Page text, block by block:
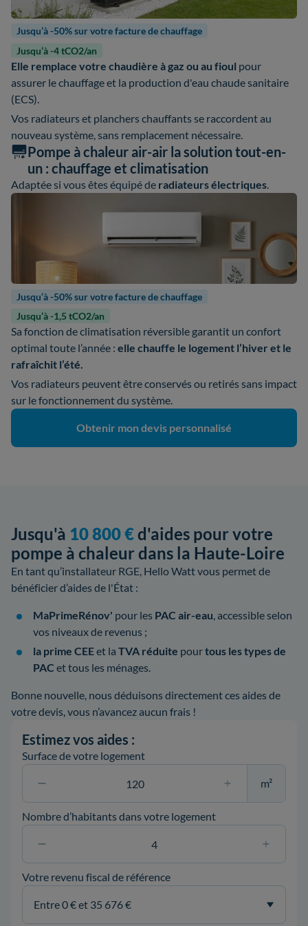
Jusqu’à -50% sur votre facture de chauffage
Jusqu’à -4 tCO2/an
Elle remplace votre chaudière à gaz ou au fioul pour
assurer le chauffage et la production d'eau chaude sanitaire
(ECS).
Vos radiateurs et planchers chauffants se raccordent au
nouveau système, sans remplacement nécessaire.
Pompe à chaleur air-air la solution tout-en-
un : chauffage et climatisation
Adaptée si vous êtes équipé de radiateurs électriques
Jusqu’à -50% sur votre facture de chauffage
Jusqu’à -1,5 tCO2/an
Sa fonction de climatisation réversible garantit un confort
optimal toute l’année : elle chauffe le logement l’hiver et le
rafraîchit l’été.
Vos radiateurs peuvent être conservés ou retirés sans impact
sur le fonctionnement du système.
Obtenir mon devis personnalisé
Jusqu'à 10 800 €d'aides pour votre
pompe à chaleur dans la Haute-Loire
En tant qu’installateur RGE, Hello Watt vous permet de
bénéficier d’aides de l'État :
MaPrimeRénov' pour les PAC air-eau, accessible selon
vos niveaux de revenus ;
la prime CEEet la TVA réduite pourtous les types de
PAC et tous les ménages.
Bonne nouvelle, nous déduisons directement ces aides de
votre devis, vous n’avancez aucun frais !
Estimez vos aides :
Surface de votre logement
m²
Nombre d’habitants dans votre logement
Votre revenu fiscal de référence